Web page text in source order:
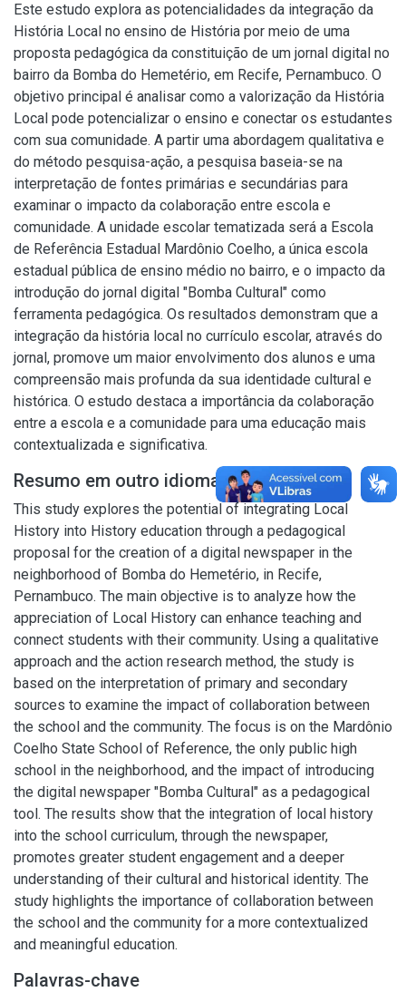
Este estudo explora as potencialidades da integração da
História Local no ensino de História por meio de uma
proposta pedagógica da constituição de um jornal digital no
bairro da Bomba do Hemetério, em Recife, Pernambuco. O
objetivo principal é analisar como a valorização da História
Local pode potencializar o ensino e conectar os estudantes
com sua comunidade. A partir uma abordagem qualitativa e
do método pesquisa-ação, a pesquisa baseia-se na
interpretação de fontes primárias e secundárias para
examinar o impacto da colaboração entre escola e
comunidade. A unidade escolar tematizada será a Escola
de Referência Estadual Mardônio Coelho, a única escola
estadual pública de ensino médio no bairro, e o impacto da
introdução do jornal digital "Bomba Cultural" como
ferramenta pedagógica. Os resultados demonstram que a
integração da história local no currículo escolar, através do
jornal, promove um maior envolvimento dos alunos e uma
compreensão mais profunda da sua identidade cultural e
histórica. O estudo destaca a importância da colaboração
entre a escola e a comunidade para uma educação mais
contextualizada e significativa.
Resumo em outro idioma
This study explores the potential of integrating Local
History into History education through a pedagogical
proposal for the creation of a digital newspaper in the
neighborhood of Bomba do Hemetério, in Recife,
Pernambuco. The main objective is to analyze how the
appreciation of Local History can enhance teaching and
connect students with their community. Using a qualitative
approach and the action research method, the study is
based on the interpretation of primary and secondary
sources to examine the impact of collaboration between
the school and the community. The focus is on the Mardônio
Coelho State School of Reference, the only public high
school in the neighborhood, and the impact of introducing
the digital newspaper "Bomba Cultural" as a pedagogical
tool. The results show that the integration of local history
into the school curriculum, through the newspaper,
promotes greater student engagement and a deeper
understanding of their cultural and historical identity. The
study highlights the importance of collaboration between
the school and the community for a more contextualized
and meaningful education.
Palavras-chave